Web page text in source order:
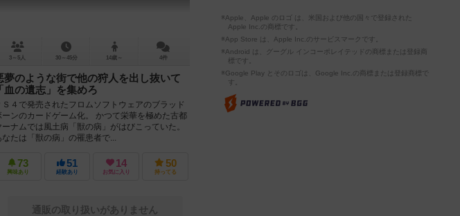
3～5人 30～45分 14歳～ 4件
夢のような街で他の狩人を出し抜いて
血の遺志」を集めろ
Ｓ４で発売されたフロムソフトウェアのブラッド
ーンのカードゲーム化。 かつて栄華を極めた古都
ーナムでは風土病「獣の病」がはびこっていた。
なたは「獣の病」の罹患者で...
73
興味あり
51
経験あり
14
お気に入り
50
持ってる
通販の取り扱いがありません
※Apple、Apple のロゴ は、米国および他の国々で登録された
Apple Inc.の商標です。
※App Store は、Apple Inc.のサービスマークです。
※Android は、グーグル インコーポレイテッドの商標または登録商
標です。
※Google Play とそのロゴは、Google Inc.の商標または登録商標で
す。